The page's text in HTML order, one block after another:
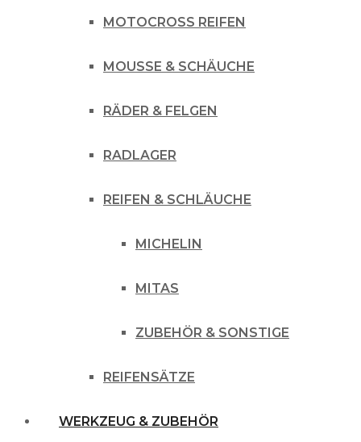
MOTOCROSS REIFEN
MOUSSE & SCHÄUCHE
RÄDER & FELGEN
RADLAGER
REIFEN & SCHLÄUCHE
MICHELIN
MITAS
ZUBEHÖR & SONSTIGE
REIFENSÄTZE
WERKZEUG & ZUBEHÖR